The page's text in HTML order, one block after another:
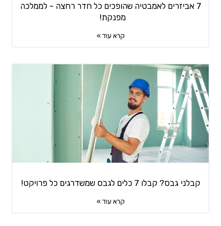
7 אביזרים לאמבטיה שהופכים כל חדר רחצה – לממלכה
מפנקת!
קרא עוד »
קבלני גבס? קבלו 7 כלים לגבס שמשדרגים כל פרויקט!
קרא עוד »